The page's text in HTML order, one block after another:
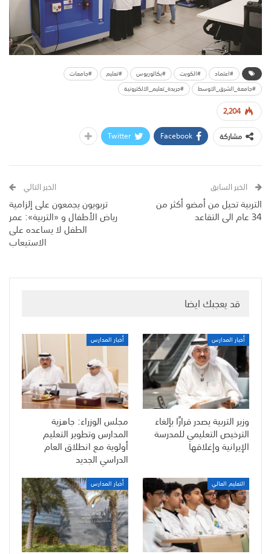
#اعتماد #الكويت #بكالوريوس #تعليم
#جامعات
#جامعة_الشرق_الاوسط
#جريدة_تعليم_الالكترونية
2,204
مشاركة
Facebook
Twitter
الخبر السابق
التربية تحيل من أمضو أكثر من
34 عام الى التقاعد
الخبر التالي
تربويون يجمعون على إلزامية
رياض الأطفال و «التربية»: عمر
الطفل لا يساعده على
الاستيعاب
قد يعجبك ايضا
أخبار المدارس
وزير التربية يصدر قرارًا بإلغاء
الترخيص التعليمي للمدرسة
الإيرانية وإغلاقها
أخبار المدارس
مجلس الوزراء: جاهزية
المدارس وتطوير التعليم
أولوية مع انطلاق العام
الدراسي الجديد
التعليم العالي أخبار المدارس